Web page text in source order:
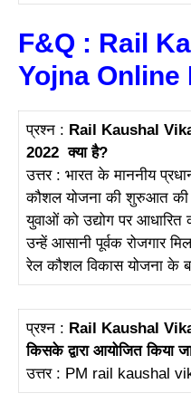
F&Q : Rail
Yojna Online
प्रश्न : Rail Kaushal
2022 क्या है?
उत्तर : भारत के माननीय
कौशल योजना की शुरुआत
युवाओं को उद्योग पर आधारित
उन्हें आसानी पूर्वक रोजगार
रेल कौशल विकास योजना के
प्रश्न : Rail Kaushal
किसके द्वारा आयोजित किया
उत्तर : PM rail kaushal